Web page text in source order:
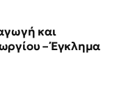
και
– Έγκλημα